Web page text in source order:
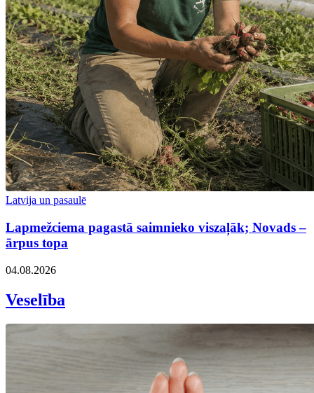
Latvija un pasaulē
Lapmežciema pagastā saimnieko viszaļāk; Novads –
ārpus topa
04.08.2026
Veselība